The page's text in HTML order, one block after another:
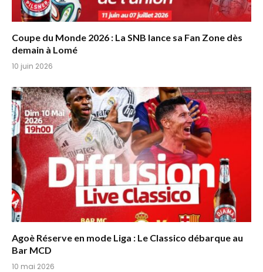
Coupe du Monde 2026 : La SNB lance sa Fan Zone dès
demain à Lomé
10 juin 2026
Agoè Réserve en mode Liga : Le Classico débarque au
Bar MCD
10 mai 2026